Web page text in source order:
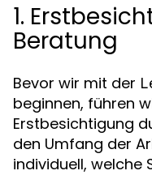
1.
Beratung
Bevor wir mit der
beginnen, führen
Erstbesichtigung
den Umfang der
individuell, welche